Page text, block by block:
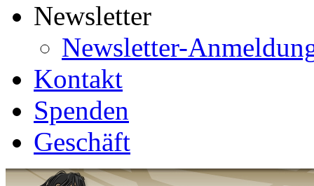
Newsletter
Newsletter-
Kontakt
Spenden
Geschäft